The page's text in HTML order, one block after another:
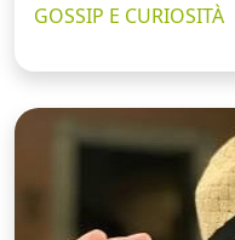
GOSSIP E CURIOSITÀ